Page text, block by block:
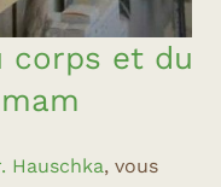
corps et du
Hauschka, vous